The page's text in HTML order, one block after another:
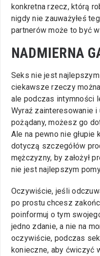
konkretna rzecz, którą
nigdy nie zauważyłeś
partnerów może to być
NADMIERNA
Seks nie jest
ciekawsze rzeczy
ale podczas intymności
Wyraź zainteresowanie
pożądany, możesz go
Ale na pewno nie głupie
dotyczą szczegółów
mężczyzny, by założył
nie jest najlepszym
Oczywiście, jeśli
po prostu chcesz
poinformuj o tym
jedno zdanie, a nie na
oczywiście, podczas
konieczne, aby ćwiczyć